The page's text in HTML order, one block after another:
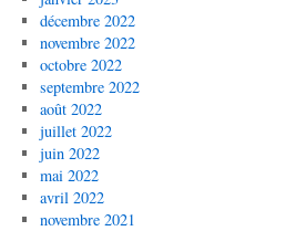
décembre 2022
novembre 2022
octobre 2022
septembre 2022
août 2022
juillet 2022
juin 2022
mai 2022
avril 2022
novembre 2021